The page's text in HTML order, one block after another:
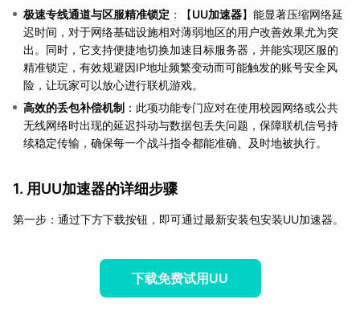
极速专线通道与区服精准锁定 ：【UU加速器】能显著压缩网络延
迟时间，对于网络基础设施相对薄弱地区的用户改善效果尤为突
出。同时，它支持便捷地切换加速目标服务器，并能实现区服的
精准锁定，有效规避因IP地址频繁变动而可能触发的账号安全风
险，让玩家可以放心进行联机游戏。
高效的丢包补偿机制 ：此项功能专门应对在使用校园网络或公共
无线网络时出现的延迟抖动与数据包丢失问题，保障联机信号持
续稳定传输，确保每一个战斗指令都能准确、及时地被执行。
1. 用UU加速器的详细步骤
第一步：通过下方下载按钮，即可通过最新安装包安装UU加速器。
下载免费试用UU